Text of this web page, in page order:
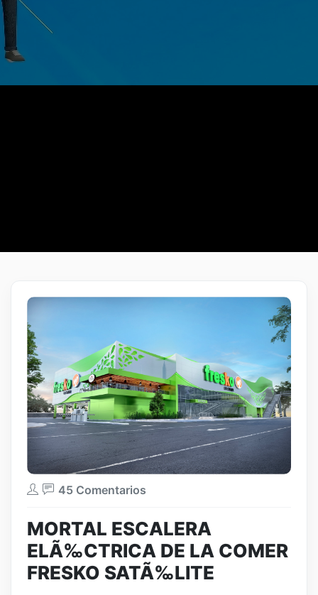
45 Comentarios
MORTAL ESCALERA
ELÃ‰CTRICA DE LA COMER
FRESKO SATÃ‰LITE